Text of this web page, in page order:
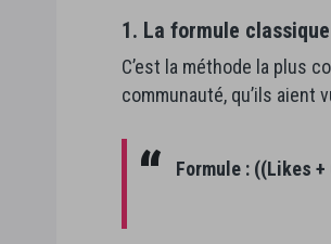
1. La formule
C’est la méthode la plus
communauté, qu’ils aient
Formule : ((Likes +